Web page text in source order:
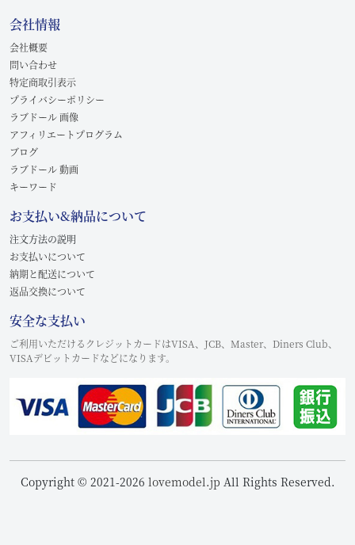
会社情報
会社概要
問い合わせ
特定商取引表示
プライバシーポリシー
ラブドール 画像
アフィリエートプログラム
ブログ
ラブドール 動画
キーワード
お支払い&納品について
注文方法の説明
お支払いについて
納期と配送について
返品交換について
安全な支払い
ご利用いただけるクレジットカードはVISA、JCB、Master、Diners Club、
VISAデビットカードなどになります。
Copyright © 2021-2026 lovemodel.jp All Rights Reserved.